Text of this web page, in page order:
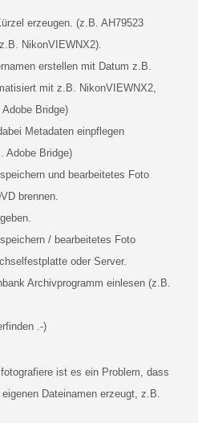
erzeugen. (z.B. AH79523
NikonVIEWNX2).
erstellen mit Datum z.B.
mit z.B. NikonVIEWNX2,
Bridge)
Metadaten einpflegen
Adobe Bridge)
und bearbeitetes Foto
brennen.
/ bearbeitetes Foto
oder Server.
Archivprogramm einlesen (z.B.
.-)
ist es ein Problem, dass
Dateinamen erzeugt, z.B.